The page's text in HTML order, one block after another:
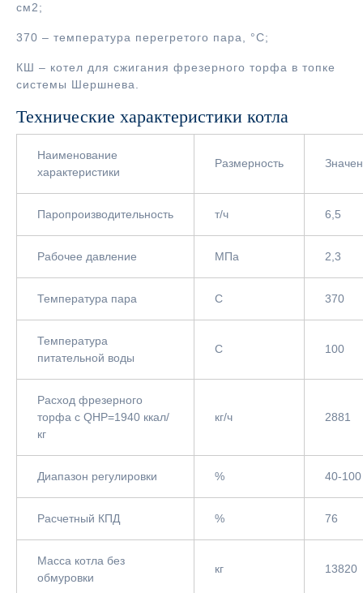
см2;
370 – температура перегретого пара, °С;
КШ – котел для сжигания фрезерного торфа в топке
системы Шершнева.
Технические характеристики котла
Наименование
характеристики
Размерность
Паропроизводительность т/ч 6,5
Рабочее давление МПа 2,3
Температура пара С 370
Температура
питательной воды
С 100
Расход фрезерного
торфа с QНР=1940 ккал/
кг
кг/ч 2881
Диапазон регулировки % 40-100
Расчетный КПД % 76
Масса котла без
обмуровки
кг 13820